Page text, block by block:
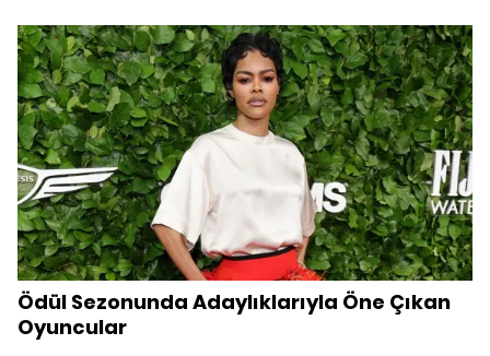
konuşmalar, yakın dostların desteği ve yılların emeğini
temsil eden bu an, Paulson'ın kariyerinde özel bir yer açtı.
Ödül Sezonunda Adaylıklarıyla Öne Çıkan
Oyuncular